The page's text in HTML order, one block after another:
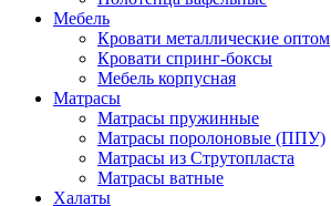
Мебель
Кровати металлические оптом
Кровати спринг-боксы
Мебель корпусная
Матрасы
Матрасы пружинные
Матрасы поролоновые (ППУ)
Матрасы из Струтопласта
Матрасы ватные
Халаты